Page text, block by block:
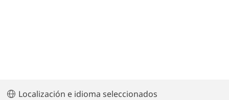
Localización e idioma seleccionados